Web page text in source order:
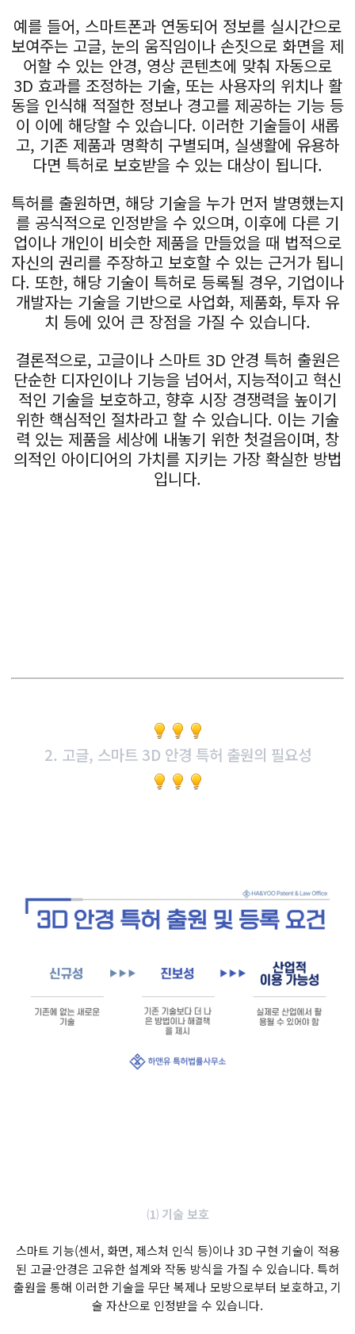
예를 들어, 스마트폰과 연동되어 정보를 실시간으로
보여주는 고글, 눈의 움직임이나 손짓으로 화면을 제
어할 수 있는 안경, 영상 콘텐츠에 맞춰 자동으로
3D 효과를 조정하는 기술, 또는 사용자의 위치나 활
동을 인식해 적절한 정보나 경고를 제공하는 기능 등
이 이에 해당할 수 있습니다. 이러한 기술들이 새롭
고, 기존 제품과 명확히 구별되며, 실생활에 유용하
다면 특허로 보호받을 수 있는 대상이 됩니다.
특허를 출원하면, 해당 기술을 누가 먼저 발명했는지
를 공식적으로 인정받을 수 있으며, 이후에 다른 기
업이나 개인이 비슷한 제품을 만들었을 때 법적으로
자신의 권리를 주장하고 보호할 수 있는 근거가 됩니
다. 또한, 해당 기술이 특허로 등록될 경우, 기업이나
개발자는 기술을 기반으로 사업화, 제품화, 투자 유
치 등에 있어 큰 장점을 가질 수 있습니다.
결론적으로, 고글이나 스마트 3D 안경 특허 출원은
단순한 디자인이나 기능을 넘어서, 지능적이고 혁신
적인 기술을 보호하고, 향후 시장 경쟁력을 높이기
위한 핵심적인 절차라고 할 수 있습니다. 이는 기술
력 있는 제품을 세상에 내놓기 위한 첫걸음이며, 창
의적인 아이디어의 가치를 지키는 가장 확실한 방법
입니다.
2. 고글, 스마트 3D 안경 특허 출원의 필요성
⑴ 기술 보호
스마트 기능(센서, 화면, 제스처 인식 등)이나 3D 구현 기술이 적용
된 고글·안경은 고유한 설계와 작동 방식을 가질 수 있습니다. 특허
출원을 통해 이러한 기술을 무단 복제나 모방으로부터 보호하고, 기
술 자산으로 인정받을 수 있습니다.